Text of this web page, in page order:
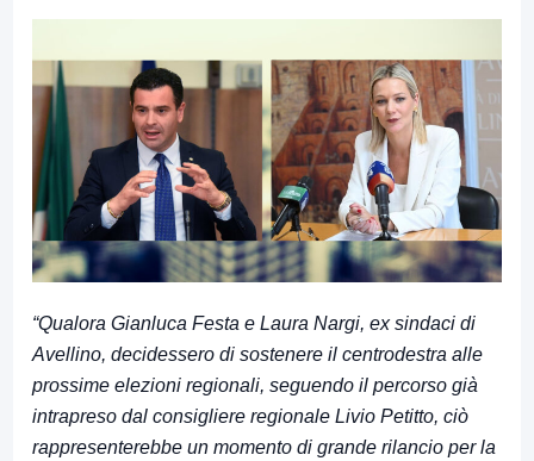
“Qualora Gianluca Festa e Laura Nargi, ex sindaci di
Avellino, decidessero di sostenere il centrodestra alle
prossime elezioni regionali, seguendo il percorso già
intrapreso dal consigliere regionale Livio Petitto, ciò
rappresenterebbe un momento di grande rilancio per la